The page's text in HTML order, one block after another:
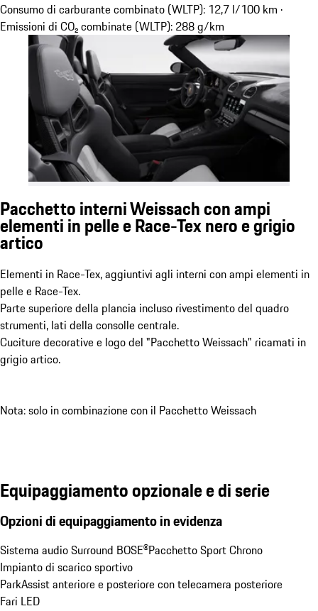
Consumo di carburante combinato (WLTP): 12,7 l/100 km ·
Emissioni di CO₂ combinate (WLTP): 288 g/km
Pacchetto interni Weissach con ampi
elementi in pelle e Race-Tex nero e grigio
artico
Elementi in Race-Tex, aggiuntivi agli interni con ampi elementi in
pelle e Race-Tex.
Parte superiore della plancia incluso rivestimento del quadro
strumenti, lati della consolle centrale.
Cuciture decorative e logo del "Pacchetto Weissach" ricamati in
grigio artico.
Nota: solo in combinazione con il Pacchetto Weissach
Equipaggiamento opzionale e di serie
Opzioni di equipaggiamento in evidenza
Sistema audio Surround BOSE®Pacchetto Sport Chrono
Impianto di scarico sportivo
ParkAssist anteriore e posteriore con telecamera posteriore
Fari LED